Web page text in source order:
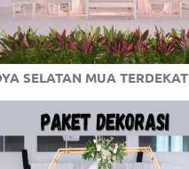
SELATAN MUA TERDEKAT